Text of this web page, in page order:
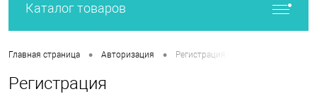
Каталог товаров
Главная страница • Авторизация • Регистрация
Регистрация